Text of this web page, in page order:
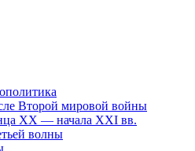
Второй мировой войны
XX — начала XXI вв.
волны